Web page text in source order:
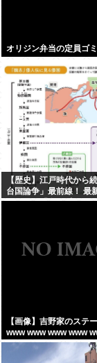
オリジン弁当の定員ゴミ
【歴史】江戸時代から
台国論争」最前線！ 最
えてきた「卑弥呼の国
【画像】吉野家のステ
www www www www